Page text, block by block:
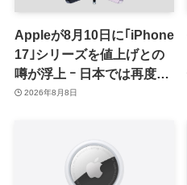
Appleが8月10日に｢iPhone
17｣シリーズを値上げとの
噂が浮上 ｰ 日本では再度値
上げの可能性も?!
2026年8月8日